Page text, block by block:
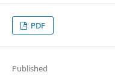
PDF
Published